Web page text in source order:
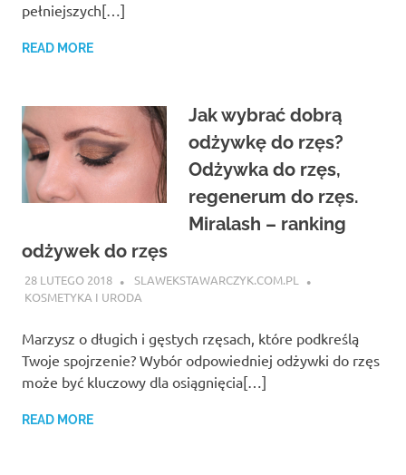
pełniejszych[…]
READ MORE
Jak wybrać dobrą
odżywkę do rzęs?
Odżywka do rzęs,
regenerum do rzęs.
Miralash – ranking
odżywek do rzęs
28 LUTEGO 2018
SLAWEKSTAWARCZYK.COM.PL
KOSMETYKA I URODA
Marzysz o długich i gęstych rzęsach, które podkreślą
Twoje spojrzenie? Wybór odpowiedniej odżywki do rzęs
może być kluczowy dla osiągnięcia[…]
READ MORE